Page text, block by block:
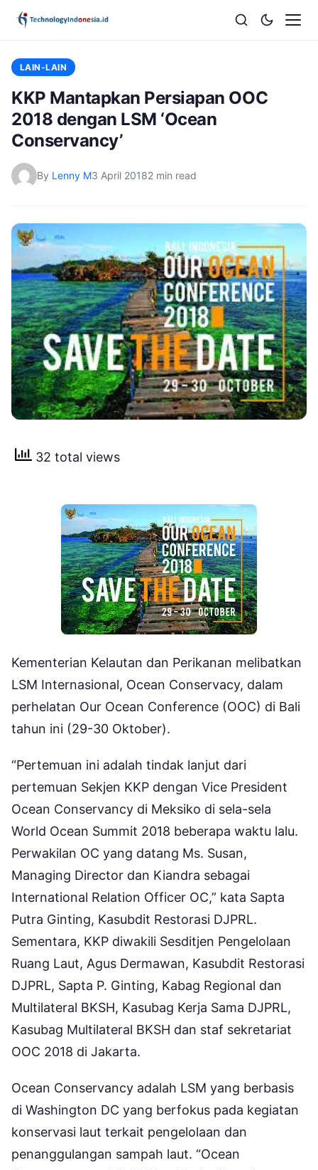
LAIN-LAIN
KKP Mantapkan Persiapan OOC
2018 dengan LSM ‘Ocean
Conservancy’
By Lenny M3 April 20182 min read
32 total views
Kementerian Kelautan dan Perikanan melibatkan
LSM Internasional, Ocean Conservacy, dalam
perhelatan Our Ocean Conference (OOC) di Bali
tahun ini (29-30 Oktober).
“Pertemuan ini adalah tindak lanjut dari
pertemuan Sekjen KKP dengan Vice President
Ocean Conservancy di Meksiko di sela-sela
World Ocean Summit 2018 beberapa waktu lalu.
Perwakilan OC yang datang Ms. Susan,
Managing Director dan Kiandra sebagai
International Relation Officer OC,” kata Sapta
Putra Ginting, Kasubdit Restorasi DJPRL.
Sementara, KKP diwakili Sesditjen Pengelolaan
Ruang Laut, Agus Dermawan, Kasubdit Restorasi
DJPRL, Sapta P. Ginting, Kabag Regional dan
Multilateral BKSH, Kasubag Kerja Sama DJPRL,
Kasubag Multilateral BKSH dan staf sekretariat
OOC 2018 di Jakarta.
Ocean Conservancy adalah LSM yang berbasis
di Washington DC yang berfokus pada kegiatan
konservasi laut terkait pengelolaan dan
penanggulangan sampah laut. “Ocean